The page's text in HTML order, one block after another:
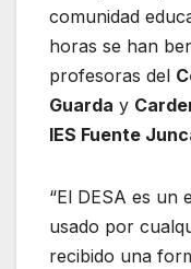
comunidad
horas se han
profesoras del
Guarda y
IES Fuente
“El DESA es un
usado por
recibido una